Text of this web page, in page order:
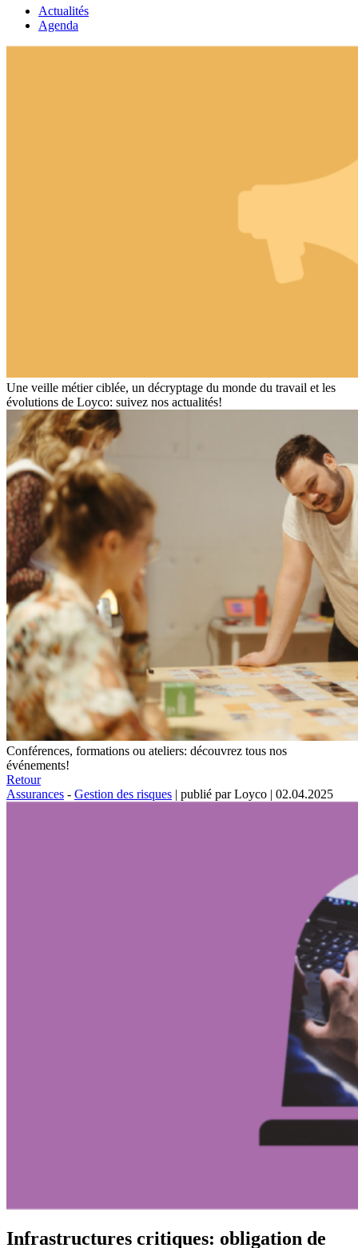
Actualités
Agenda
Une veille métier ciblée, un décryptage du monde du travail et les
évolutions de Loyco: suivez nos actualités!
Conférences, formations ou ateliers: découvrez tous nos
événements!
Retour
Assurances - Gestion des risques | publié par Loyco | 02.04.2025
Infrastructures critiques: obligation de